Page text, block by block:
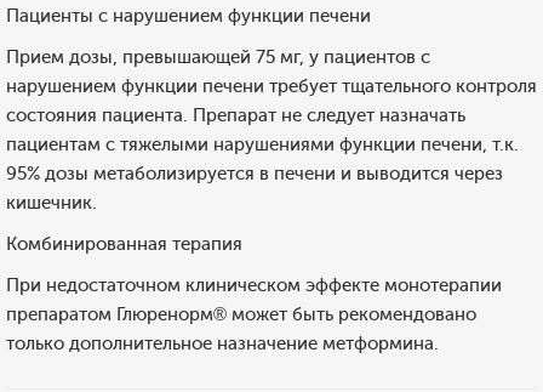
Пациенты с нарушением функции печени
Прием дозы, превышающей 75 мг, у пациентов с
нарушением функции печени требует тщательного контроля
состояния пациента. Препарат не следует назначать
пациентам с тяжелыми нарушениями функции печени, т.к.
95% дозы метаболизируется в печени и выводится через
кишечник.
Комбинированная терапия
При недостаточном клиническом эффекте монотерапии
препаратом Глюренорм® может быть рекомендовано
только дополнительное назначение метформина.